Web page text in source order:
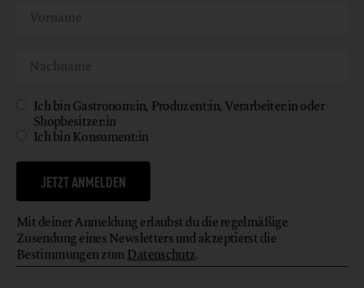
Ich bin Gastronom:in, Produzent:in, Verarbeiter:in oder
Shopbesitzer:in
Ich bin Konsument:in
JETZT ANMELDEN
Mit deiner Anmeldung erlaubst du die regelmäßige
Zusendung eines Newsletters und akzeptierst die
Bestimmungen zumDatenschutz.